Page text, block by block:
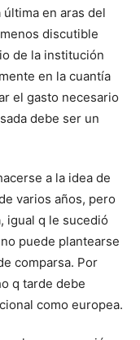
en aras del
discutible
de la institución
en la cuantía
el gasto necesario
debe ser un
a la idea de
varios años, pero
igual q le sucedió
puede plantearse
comparsa. Por
q tarde debe
como europea.